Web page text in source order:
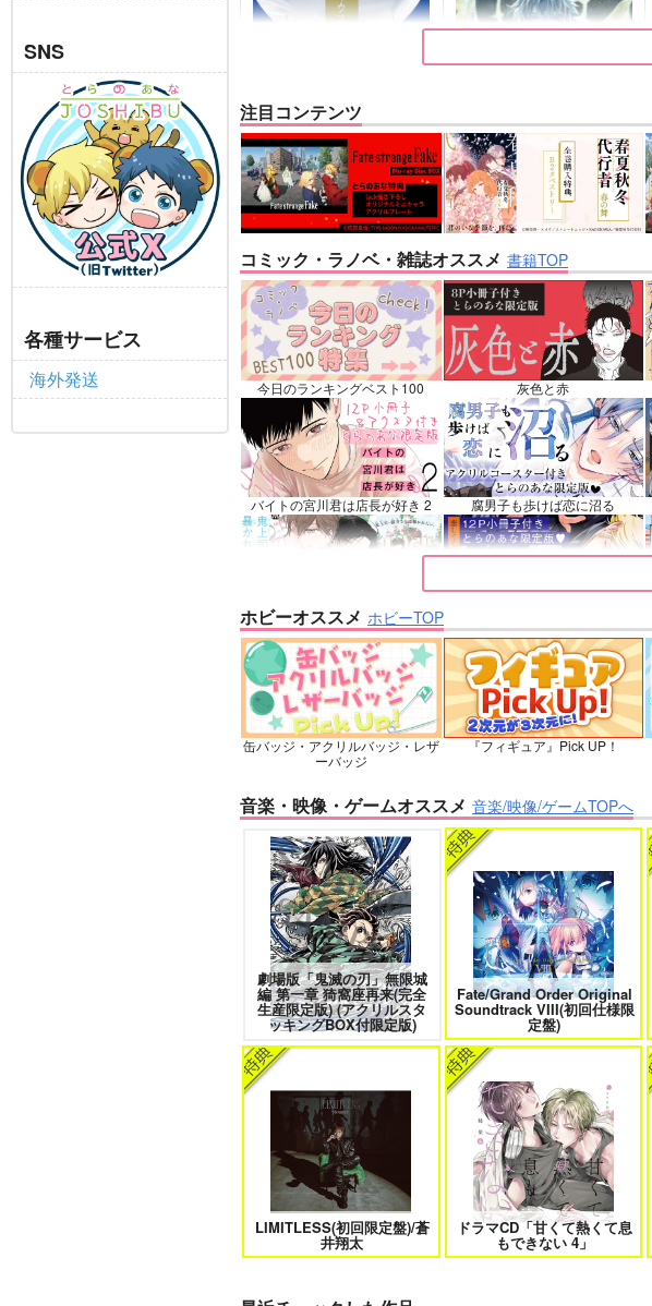
SNS
各種サービス
海外発送
ベテルギウスの光
DISCO F
えづとふじ
専売 660円（税込）
吸血鬼すぐ死ぬ
ロナルド×ドラルク
サンプル 再販希望
Vestige
バッキンガム
専売 3,144円（税込）
崩壊：スターレイル
ファイノン
フリンズ
サンプル カート
注目コンテンツ
コミック・ラノベ・雑誌オススメ 書籍TOP
今日のランキングベスト100 灰色と赤
バイトの宮川君は店長が好き 2 腐男子も歩けば恋に沼る
鬼上司・獄寺さんは暴かれたい。
6
忠犬部下とツンデレ少尉 2 じょうずに我慢できるまで
愛とかいろいろあるところ あなたは俺の運命でしょ！！
エンドロールは地獄まで 2 嘘つきなキスで今日もバイバイ
自分しか知らない彼氏の一面 1 明日もきみに会いに行く 2
オレはお前に推されたい!! 隠れ狼と流され子羊
ホビーオススメ ホビーTOP
缶バッジ・アクリルバッジ・レザ
ーバッジ
『フィギュア』Pick UP！
音楽・映像・ゲームオススメ 音楽/映像/ゲームTOPへ
劇場版「鬼滅の刃」無限城
編 第一章 猗窩座再来(完全
生産限定版) (アクリルスタ
ッキングBOX付限定版)
Fate/Grand Order Original
Soundtrack VIII(初回仕様限
定盤)
LIMITLESS(初回限定盤)/蒼
井翔太
ドラマCD「甘くて熱くて息
もできない 4」